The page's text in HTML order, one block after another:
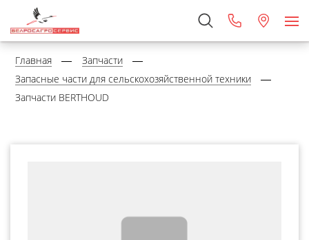
Главная
Запчасти
Запасные части для сельскохозяйственной техники
Запчасти BERTHOUD